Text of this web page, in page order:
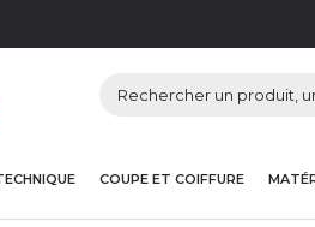
COUPE ET COIFFURE